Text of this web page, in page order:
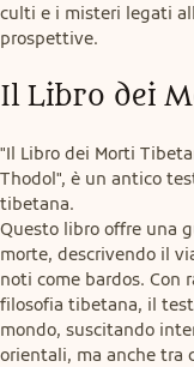
culti e i misteri legati
prospettive.
Il Libro dei
"Il Libro dei Morti
Thodol", è un antico
tibetana.
Questo libro offre una
morte, descrivendo il
noti come bardos. Con
filosofia tibetana, il
mondo, suscitando
orientali, ma anche tra